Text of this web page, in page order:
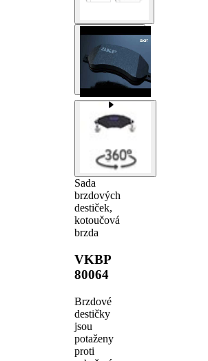
Sada
brzdových
destiček,
kotoučová
brzda
VKBP
80064
Brzdové
destičky
jsou
potaženy
proti